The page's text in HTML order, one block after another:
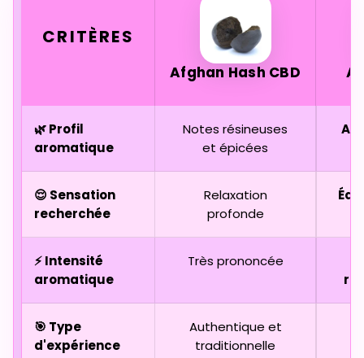
CRITÈRES
Afghan Hash CBD
🌿 Profil
aromatique
Notes résineuses
et épicées
😌 Sensation
recherchée
Relaxation
profonde
⚡ Intensité
aromatique
Très prononcée
🎯 Type
d'expérience
Authentique et
traditionnelle